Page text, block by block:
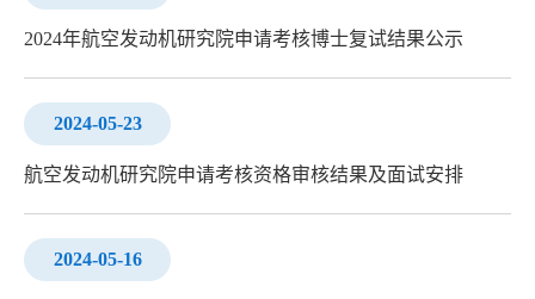
2024年航空发动机研究院申请考核博士复试结果公示
2024-05-23
航空发动机研究院申请考核资格审核结果及面试安排
2024-05-16